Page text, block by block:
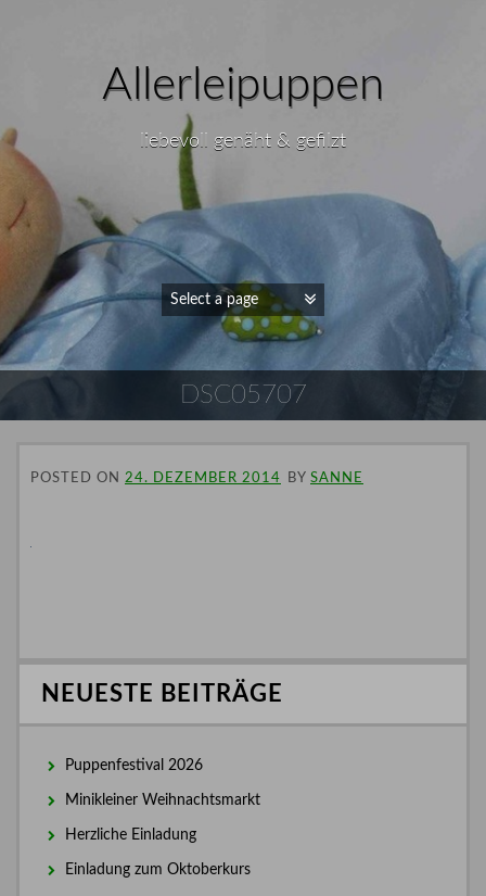
Allerleipuppen
liebevoll genäht & gefilzt
DSC05707
POSTED ON 24. DEZEMBER 2014 BY SANNE
NEUESTE BEITRÄGE
Puppenfestival 2026
Minikleiner Weihnachtsmarkt
Herzliche Einladung
Einladung zum Oktoberkurs